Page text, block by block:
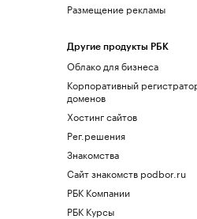
Размещение рекламы
Другие продукты РБК
Облако для бизнеса
Корпоративный
доменов
Хостинг сайтов
Рег.решения
Знакомства
Сайт знакомств podbor.ru
РБК Компании
РБК Курсы